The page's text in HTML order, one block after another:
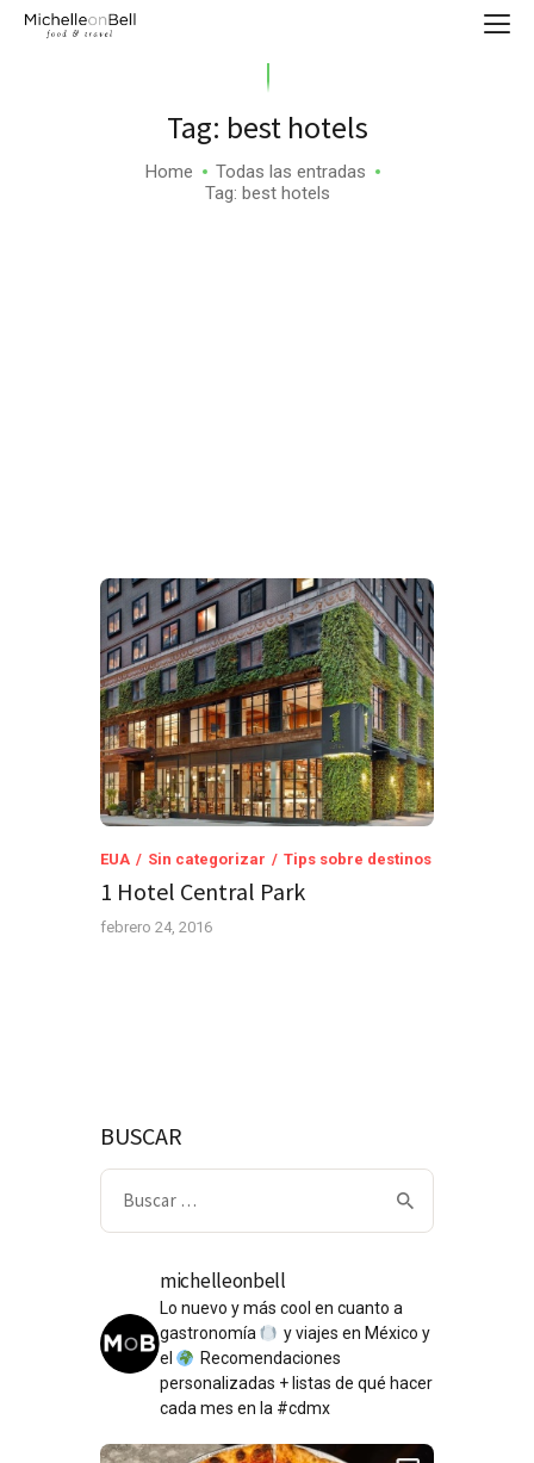
Tag: best hotels
Home
Todas las entradas
Tag: best hotels
EUA Sin categorizar Tips sobre destinos
1 Hotel Central Park
febrero 24, 2016
BUSCAR
Buscar:
michelleonbell
Lo nuevo y más cool en cuanto a
gastronomía
y viajes en México y
el
Recomendaciones
personalizadas + listas de qué hacer
cada mes en la #cdmx